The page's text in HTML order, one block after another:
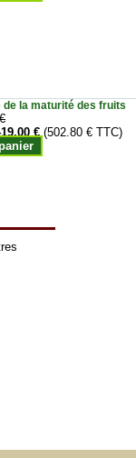
de la maturité des fruits
€ (502.80 € TTC)